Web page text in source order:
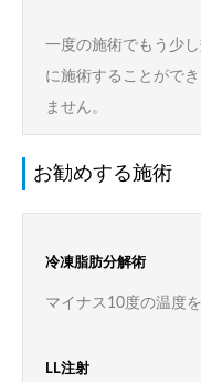
一度の施術でもう少
に施術することがで
ません。
お勧めする施術
冷凍脂肪分解術
マイナス10度の温度
LL注射